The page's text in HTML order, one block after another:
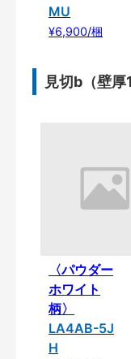
MU
¥6,900/梱
見切b（壁厚
〈パウダー
ホワイト
柄〉
LA4AB-5J
H